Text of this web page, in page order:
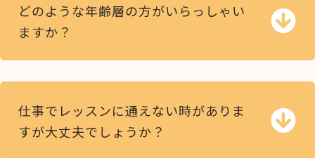
どのような年齢層の方がいらっしゃい
ますか？
仕事でレッスンに通えない時がありま
すが大丈夫でしょうか？